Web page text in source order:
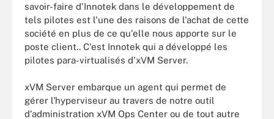
savoir-faire d'Innotek dans le développement de
tels pilotes est l'une des raisons de l'achat de cette
société en plus de ce qu'elle nous apporte sur le
poste client.. C'est Innotek qui a développé les
pilotes para-virtualisés d'xVM Server.
xVM Server embarque un agent qui permet de
gérer l'hyperviseur au travers de notre outil
d'administration xVM Ops Center ou de tout autre